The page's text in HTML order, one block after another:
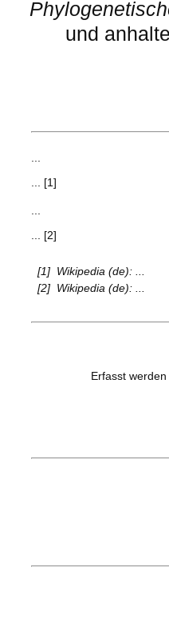
und
... [1]
... [2]
[1] Wikipedia (de): ...
[2] Wikipedia (de): ...
Erfasst